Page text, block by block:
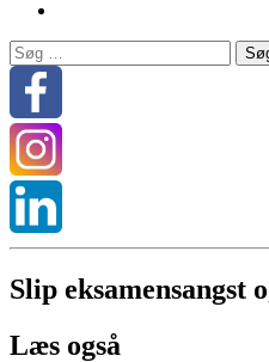
Søg
efter:
Slip eksamensangst
Læs også